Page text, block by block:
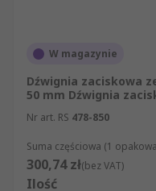
W magazynie
Dźwignia zaciskowa
50 mm Dźwignia
Nr art. RS 478-850
Suma częściowa (1
300,74 zł(bez VAT)
Ilość